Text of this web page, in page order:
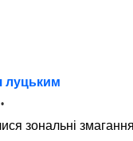
луцьким
зональні